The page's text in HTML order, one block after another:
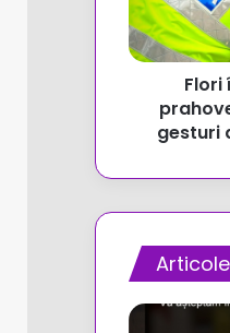
prahoveni
au
sărbătorit
Martie
șoferițe
Flori
gesturi